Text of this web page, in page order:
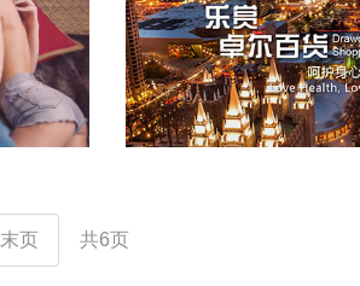
末页 共6页